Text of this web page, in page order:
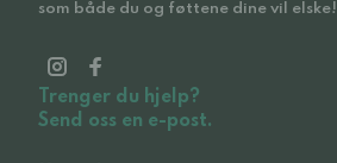
som både du og føttene dine vil elske!
Trenger du hjelp?
Send oss en e-post.